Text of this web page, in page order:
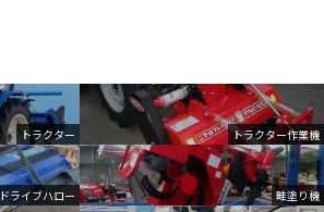
トラクター トラクター作業機
ドライブハロー 畦塗り機